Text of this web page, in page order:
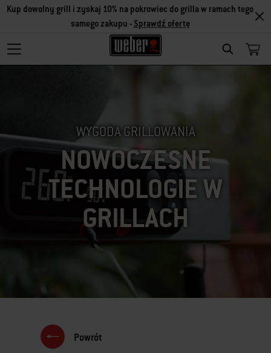
SEARCH
Kup dowolny grill i zyskaj 10% na pokrowiec do grilla w ramach tego
samego zakupu - Sprawdź ofertę
WYGODA GRILLOWANIA
NOWOCZESNE
TECHNOLOGIE W
GRILLACH
Powrót